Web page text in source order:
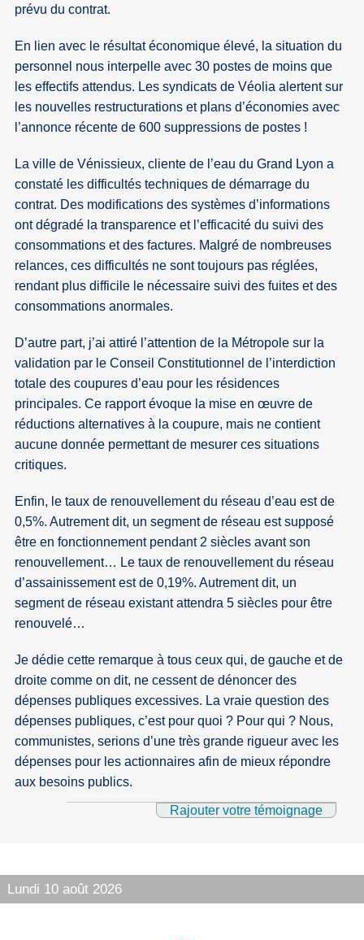
prévu du contrat.
En lien avec le résultat économique élevé, la situation du
personnel nous interpelle avec 30 postes de moins que
les effectifs attendus. Les syndicats de Véolia alertent sur
les nouvelles restructurations et plans d’économies avec
l’annonce récente de 600 suppressions de postes !
La ville de Vénissieux, cliente de l’eau du Grand Lyon a
constaté les difficultés techniques de démarrage du
contrat. Des modifications des systèmes d’informations
ont dégradé la transparence et l’efficacité du suivi des
consommations et des factures. Malgré de nombreuses
relances, ces difficultés ne sont toujours pas réglées,
rendant plus difficile le nécessaire suivi des fuites et des
consommations anormales.
D’autre part, j’ai attiré l’attention de la Métropole sur la
validation par le Conseil Constitutionnel de l’interdiction
totale des coupures d’eau pour les résidences
principales. Ce rapport évoque la mise en œuvre de
réductions alternatives à la coupure, mais ne contient
aucune donnée permettant de mesurer ces situations
critiques.
Enfin, le taux de renouvellement du réseau d’eau est de
0,5%. Autrement dit, un segment de réseau est supposé
être en fonctionnement pendant 2 siècles avant son
renouvellement… Le taux de renouvellement du réseau
d’assainissement est de 0,19%. Autrement dit, un
segment de réseau existant attendra 5 siècles pour être
renouvelé…
Je dédie cette remarque à tous ceux qui, de gauche et de
droite comme on dit, ne cessent de dénoncer des
dépenses publiques excessives. La vraie question des
dépenses publiques, c’est pour quoi ? Pour qui ? Nous,
communistes, serions d’une très grande rigueur avec les
dépenses pour les actionnaires afin de mieux répondre
aux besoins publics.
Rajouter votre témoignage
Lundi 10 août 2026